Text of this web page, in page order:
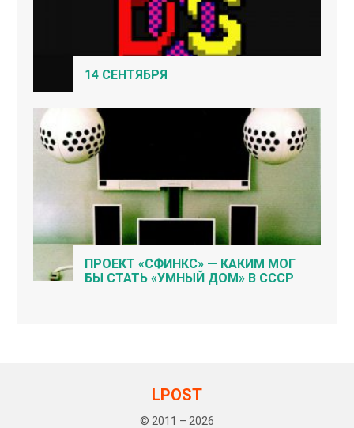
14 СЕНТЯБРЯ
ПРОЕКТ «СФИНКС» — КАКИМ МОГ
БЫ СТАТЬ «УМНЫЙ ДОМ» В СССР
LPOST
© 2011 – 2026